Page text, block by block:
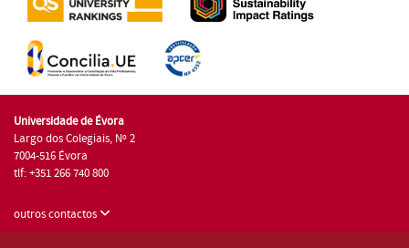
Universidade de Évora
Largo dos Colegiais, Nº 2
7004-516 Évora
tlf: +351 266 740 800
outros contactos